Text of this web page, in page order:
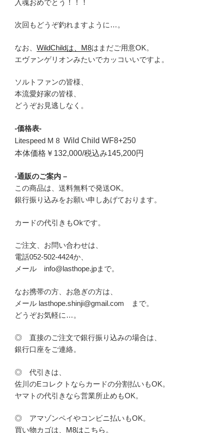
入魂おめでとう！！！
次回もどうぞ釣れますように…。
なお、 WildChildは、M8はまだご用意OK。
エヴァンゲリオンみたいでカッコいいですよ。
ソルトファンの皆様、
本流愛好家の皆様、
どうぞお見逃しなく。
-価格表-
Litespeed M 8 Wild Child WF8+250
本体価格￥132,000/税込み145,200円
-通販のご案内 –
この商品は、送料無料で発送OK。
銀行振り込みをお願い申しあげております。
カードの代引きもOkです。
ご注文、お問い合わせは、
電話052-502-4424か、
メール info@lasthope.jpまで。
なお携帯の方、お急ぎの方は、
メール lasthope.shinji@gmail.com まで。
どうぞお気軽に…。
◎ 直接のご注文で銀行振り込みの場合は、
銀行口座をご連絡。
◎ 代引きは、
佐川のEコレクトならカードの分割払いもOK。
ヤマトの代引きなら営業所止めもOK。
◎ アマゾンペイやコンビニ払いもOK。
買い物カゴは、 M8はこちら。